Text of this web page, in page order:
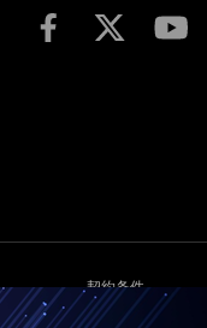
契約条件
Copyright © 2026